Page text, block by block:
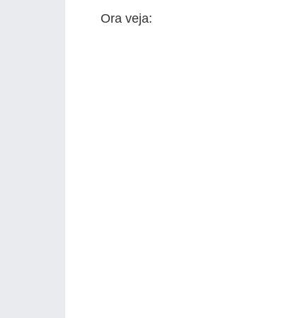
Ora veja: